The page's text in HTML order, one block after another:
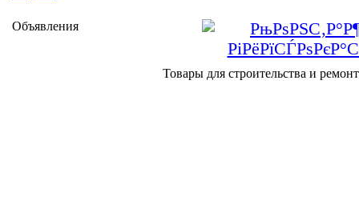
Объявления
Товары для строительства и